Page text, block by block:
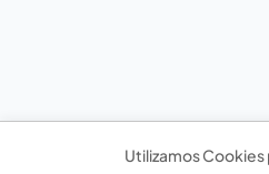
Utilizamos Cookies